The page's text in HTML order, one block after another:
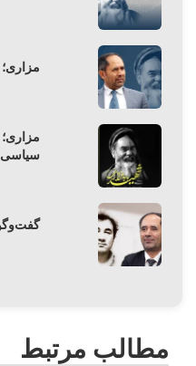
سیاسی
مطالب مرتبط